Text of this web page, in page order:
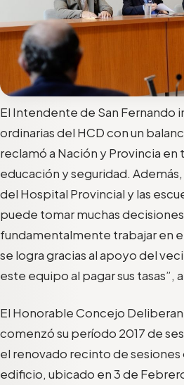
El Intendente de San Fernando
ordinarias del HCD con un
reclamó a Nación y Provincia en
educación y seguridad.
del Hospital Provincial y las
puede tomar muchas
fundamentalmente trabajar en
se logra gracias al apoyo del
este equipo al pagar sus tasas”,
El Honorable Concejo
comenzó su período 2017 de
el renovado recinto de
edificio, ubicado en 3 de